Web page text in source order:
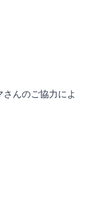
んのご協力によ